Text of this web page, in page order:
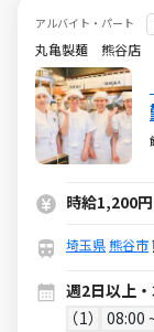
アルバイト・パート
丸亀製麺 熊谷店
時給1,200円
埼玉県熊谷市
週2日以上
1
08:00